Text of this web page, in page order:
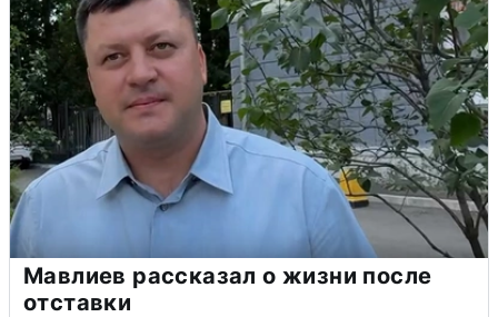
Мавлиев рассказал о жизни после
отставки